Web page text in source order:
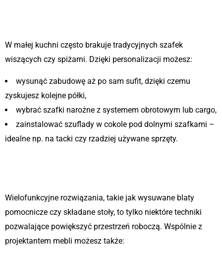
W małej kuchni często brakuje tradycyjnych szafek
wiszących czy spiżarni. Dzięki personalizacji możesz:
wysunąć zabudowę aż po sam sufit, dzięki czemu
zyskujesz kolejne półki,
wybrać szafki narożne z systemem obrotowym lub cargo,
zainstalować szuflady w cokole pod dolnymi szafkami –
idealne np. na tacki czy rzadziej używane sprzęty.
Wielofunkcyjne rozwiązania, takie jak wysuwane blaty
pomocnicze czy składane stoły, to tylko niektóre techniki
pozwalające powiększyć przestrzeń roboczą. Wspólnie z
projektantem mebli możesz także: